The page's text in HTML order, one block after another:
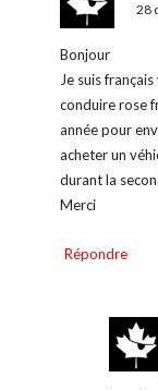
28
Bonjour
Je suis
conduire rose
année pour
acheter un
durant la
Merci
Répondre